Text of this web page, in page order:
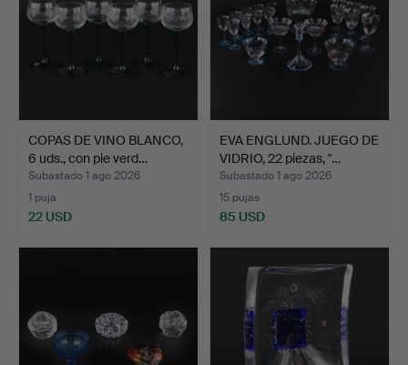
COPAS DE VINO BLANCO,
6 uds., con pie verd…
Subastado 1 ago 2026
1 puja
22 USD
EVA ENGLUND. JUEGO DE
VIDRIO, 22 piezas, "…
Subastado 1 ago 2026
15 pujas
85 USD